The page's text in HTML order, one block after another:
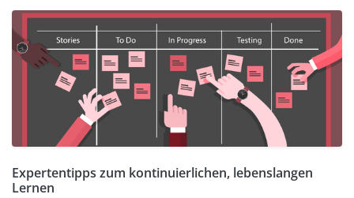
Expertentipps zum kontinuierlichen, lebenslangen
Lernen